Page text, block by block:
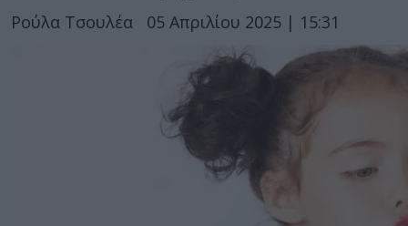
Ρούλα Τσουλέα 05 Απριλίου 2025 | 15:31